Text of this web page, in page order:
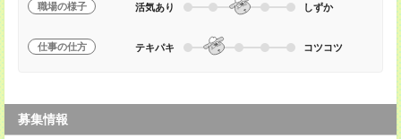
職場の様子 活気あり しずか
仕事の仕方 テキパキ コツコツ
募集情報